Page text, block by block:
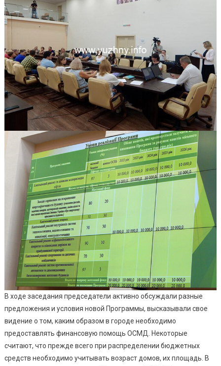
В ходе заседания председатели активно обсуждали разные
предложения и условия новой Программы, высказывали свое
видение о том, каким образом в городе необходимо
предоставлять финансовую помощь ОСМД. Некоторые
считают, что прежде всего при распределении бюджетных
средств необходимо учитывать возраст домов, их площадь. В